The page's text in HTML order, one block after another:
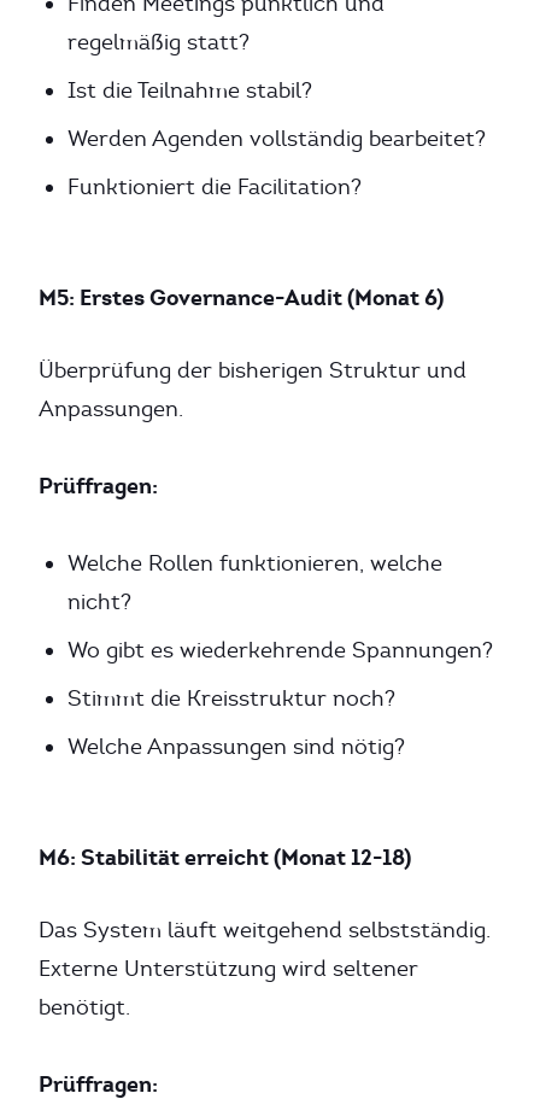
regelmäßig statt?
Ist die Teilnahme stabil?
Werden Agenden vollständig bearbeitet?
Funktioniert die Facilitation?
M5: Erstes Governance-Audit (Monat 6)
Überprüfung der bisherigen Struktur und
Anpassungen.
Prüffragen:
Welche Rollen funktionieren, welche
nicht?
Wo gibt es wiederkehrende Spannungen?
Stimmt die Kreisstruktur noch?
Welche Anpassungen sind nötig?
M6: Stabilität erreicht (Monat 12-18)
Das System läuft weitgehend selbstständig.
Externe Unterstützung wird seltener
benötigt.
Prüffragen: